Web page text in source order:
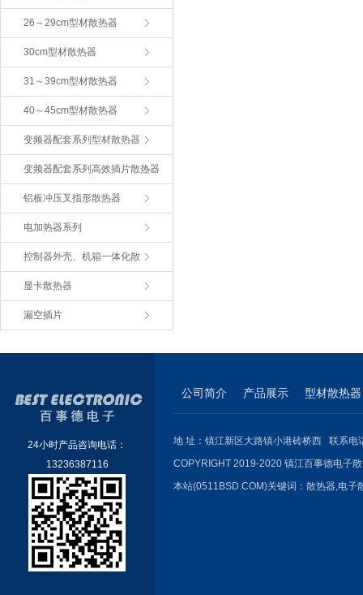
26～29cm型材散热器
30cm型材散热器
31～39cm型材散热器
40～45cm型材散热器
变频器配套系列型材散热器
变频器配套系列高效插片散热器
铝板冲压叉指形散热器
电加热器系列
控制器外壳、机箱一体化散
显卡散热器
漏空插片
24小时产品咨询电话：
13236387116
公司简介 产品展示 型材散热器
地 址：镇江新区大路镇小港砖桥西 联系
COPYRIGHT 2019-2020 镇江百事德电子
本站(0511BSD.COM)关键词： 散热器,电子